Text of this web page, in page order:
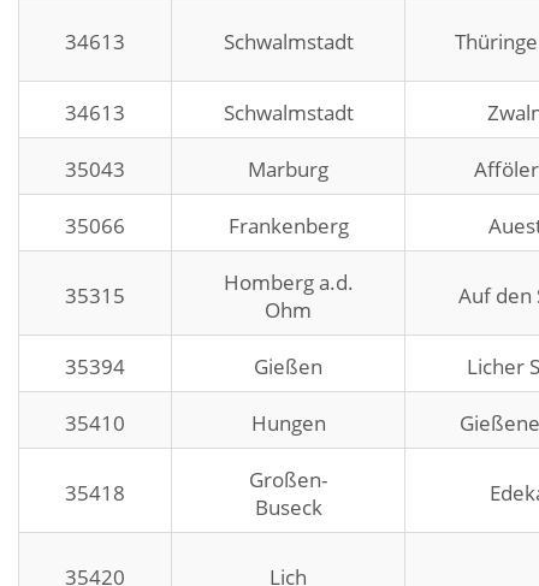
34613 Schwalmstadt
34613 Schwalmstadt
35043 Marburg
35066 Frankenberg
35315
Homberg a.d.
Ohm
Auf den
35394 Gießen Licher
35410 Hungen
35418
Großen-
Buseck
35420 Lich